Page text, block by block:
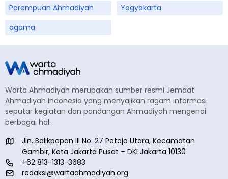
Perempuan Ahmadiyah
Yogyakarta
agama
Warta Ahmadiyah merupakan sumber resmi Jemaat
Ahmadiyah Indonesia yang menyajikan ragam informasi
seputar kegiatan dan pandangan Ahmadiyah mengenai
berbagai hal.
Jln. Balikpapan III No. 27 Petojo Utara, Kecamatan
Gambir, Kota Jakarta Pusat – DKI Jakarta 10130
+62 813-1313-3683
redaksi@wartaahmadiyah.org